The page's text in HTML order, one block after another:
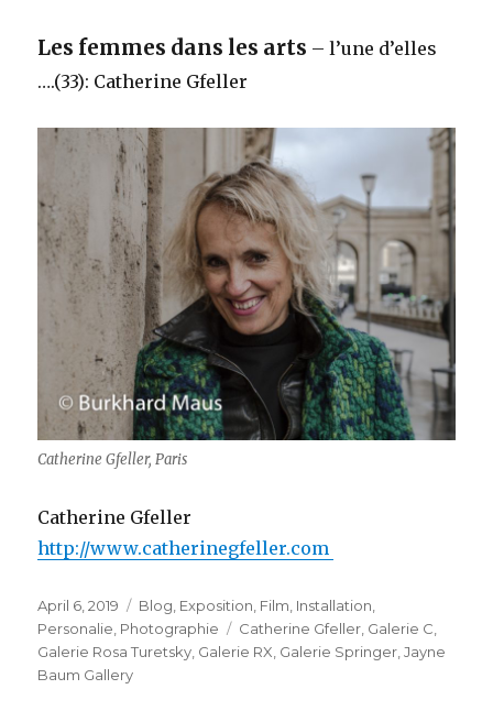
Les femmes dans les arts – l’une d’elles
….(33): Catherine Gfeller
Catherine Gfeller, Paris
Catherine Gfeller
http://www.catherinegfeller.com
Veröffentlicht
am
April 6, 2019 Kategorien
Blog, Exposition, Film, Installation,
Personalie, Photographie Schlagwörter
Catherine Gfeller, Galerie C,
Galerie Rosa Turetsky, Galerie RX, Galerie Springer,Jayne
Baum Gallery